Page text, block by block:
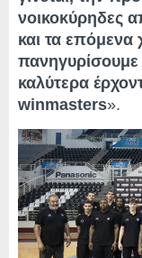
νοικοκύρηδες
και τα επόμενα
πανηγυρίσουμε
καλύτερα
winmasters».